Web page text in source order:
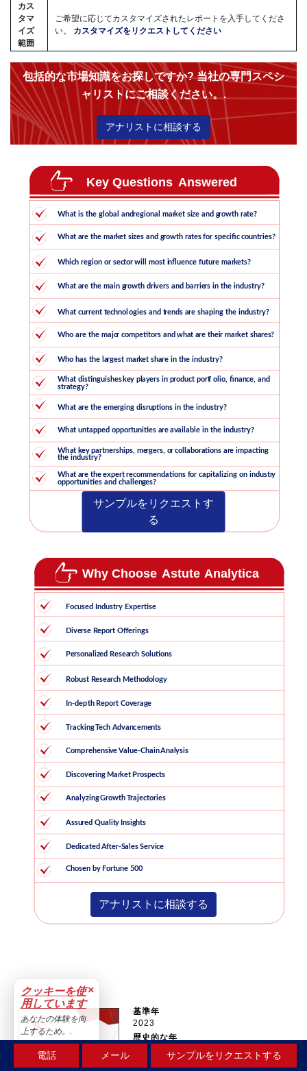
カス
タマ
イズ
範囲
ご希望に応じてカスタマイズされたレポートを入手してくださ
い。 カスタマイズをリクエストしてください
包括的な市場知識をお探しですか? 当社の専門スペシ
ャリストにご相談ください。.
アナリストに相談する
サンプルをリクエストす
る
アナリストに相談する
基準年
2023
歴史的な年
電話 メール サンプルをリクエストする
クッキーを使
用しています
×
あなたの体験を向
上するため。.
受け入れる